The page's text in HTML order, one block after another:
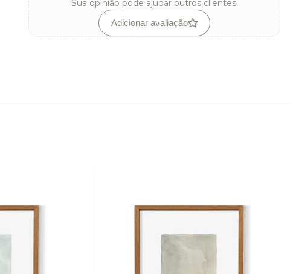
Sua opinião pode ajudar outros clientes.
Adicionar avaliação